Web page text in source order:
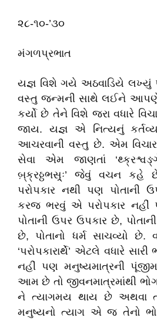
૨૮-૧૦-’૩૦
મંગળપ્રભાત
યજ્ઞ વિશે ગયે અઠવાડિયે
વસ્તુ જન્મની સાથે લઈને
કર્યો છે તેને વિશે જરા વધારે
જાય. યજ્ઞ એ નિત્યનું
આચરવાની વસ્તુ છે. એમ
સેવા એમ જાણતાં
બ઼્ક્રઠ્ઠભસ્ર્ઃ’ જેવું વચન કહે
પરોપકાર નથી પણ પોતાની
કરજ ભરવું એ પરોપકાર નહીં
પોતાની ઉપર ઉપકાર છે,
છે, પોતાનો ધર્મ સાચવ્યો
‘પરોપકારાર્થે’ એટલે વધારે
નહીં પણ મનુષ્યમાત્રની
આમ છે તો જીવનમાત્રમાંથી
ને ત્યાગમય થાય છે અથવા
મનુષ્યનો ત્યાગ એ જ તેનો